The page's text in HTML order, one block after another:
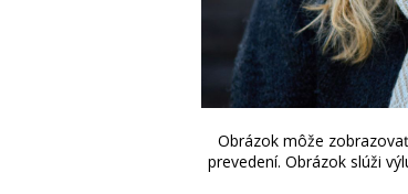
Obrázok môže
prevedení. Obrázok slúži